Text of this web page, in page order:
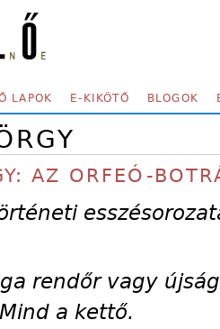
LAPOK E-KIKÖTŐ BLOGOK
AZ ORFEÓ-
rendőr vagy
a kettő.